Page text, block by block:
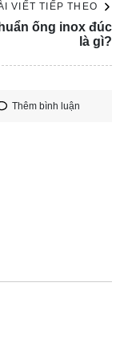
VIẾT TIẾP THEO
ống inox đúc
là gì?
Thêm bình luận